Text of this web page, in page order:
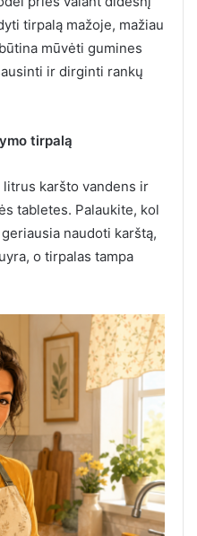
tirpalą mažoje, mažiau
mūvėti gumines
ir dirginti rankų
tirpalą
karšto vandens ir
tabletes. Palaukite, kol
naudoti karštą,
o tirpalas tampa